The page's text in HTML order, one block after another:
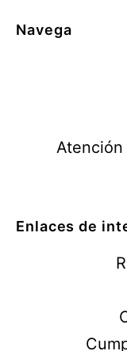
Navega
Atención
Enlaces de